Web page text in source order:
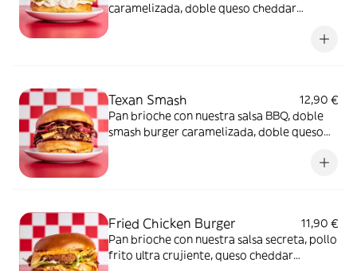
caramelizada, doble queso cheddar
Texan Smash
12,90 €
Pan brioche con nuestra salsa BBQ, doble
smash burger caramelizada, doble queso
para darle dulzura y cebolla frita para el
Fried Chicken Burger
11,90 €
Pan brioche con nuestra salsa secreta, pollo
frito ultra crujiente, queso cheddar